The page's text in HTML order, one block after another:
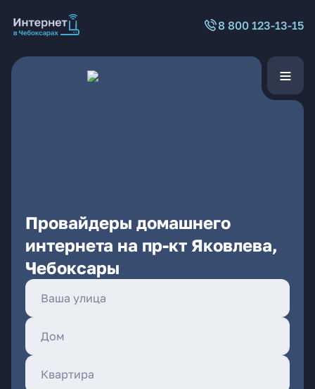
8 800 123-13-15
Провайдеры домашнего
интернета на пр-кт Яковлева,
Чебоксары